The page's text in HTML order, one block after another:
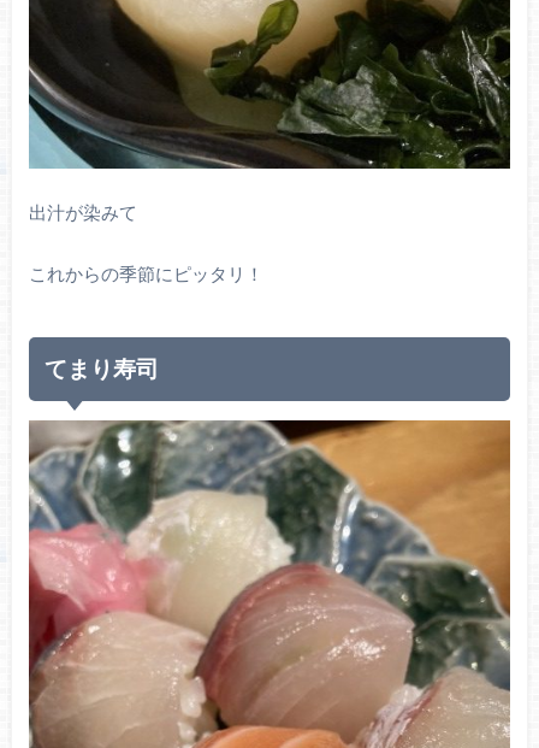
出汁が染みて
これからの季節にピッタリ！
てまり寿司